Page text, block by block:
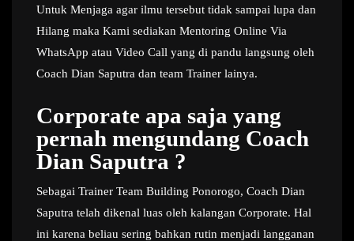
Untuk Menjaga agar ilmu tersebut tidak sampai lupa dan
Hilang maka Kami sediakan Mentoring Online Via
WhatsApp atau Video Call yang di pandu langsung oleh
Coach Dian Saputra dan team Trainer lainya.
Corporate apa saja yang
pernah mengundang Coach
Dian Saputra ?
Sebagai Trainer Team Building Ponorogo, Coach Dian
Saputra telah dikenal luas oleh kalangan Corporate. Hal
ini karena beliau sering bahkan rutin menjadi langganan